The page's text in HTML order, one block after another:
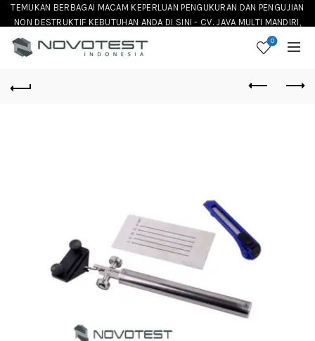
TEMUKAN BERBAGAI MACAM KEPERLUAN PENGUKURAN DAN PENGUJIAN
NON DESTRUKTIF KEBUTUHAN ANDA DI SINI - CV. JAVA MULTI MANDIRI,
DISTRIBUTOR NOVOTEST INSTRUMENT DI INDONESIA 0